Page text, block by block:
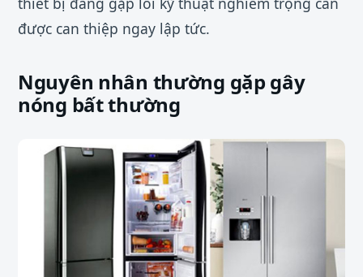
được can thiệp ngay lập tức.
Nguyên nhân thường gặp gây
nóng bất thường